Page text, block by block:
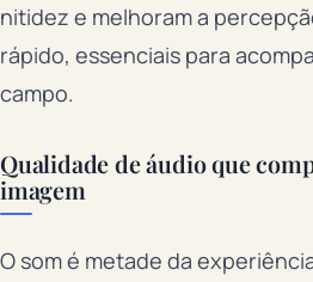
nitidez e melhoram a
rápido, essenciais para
campo.
Qualidade de áudio que
imagem
O som é metade da